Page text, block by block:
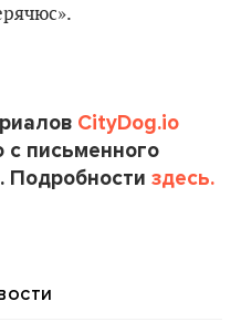
CityDog.io
с письменного
Подробности здесь.